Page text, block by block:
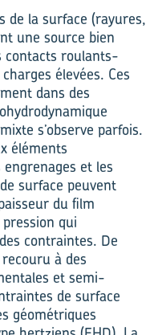
de la surface (rayures,
une source bien
contacts roulants-
élevées. Ces
dans des
s’observe parfois.
éléments
et les
surface peuvent
du film
qui
contraintes. De
à des
et semi-
de surface
géométriques